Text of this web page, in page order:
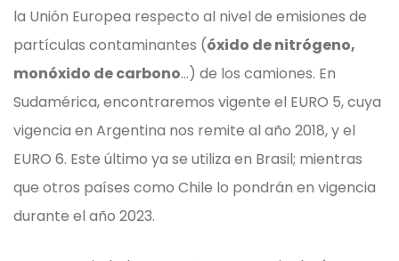
la Unión Europea respecto al nivel de emisiones de
partículas contaminantes (óxido de nitrógeno,
monóxido de carbono…) de los camiones. En
Sudamérica, encontraremos vigente el EURO 5, cuya
vigencia en Argentina nos remite al año 2018, y el
EURO 6. Este último ya se utiliza en Brasil; mientras
que otros países como Chile lo pondrán en vigencia
durante el año 2023.